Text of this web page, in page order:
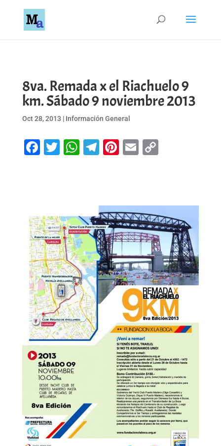
8va. Remada x el Riachuelo 9
km. Sábado 9 noviembre 2013
Oct 28, 2013 | Información General
Facebook
Twitter
WhatsApp
Telegram
Pinterest
EmailCopy